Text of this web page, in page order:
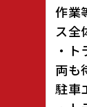
作業
ス全
・
両も
駐車